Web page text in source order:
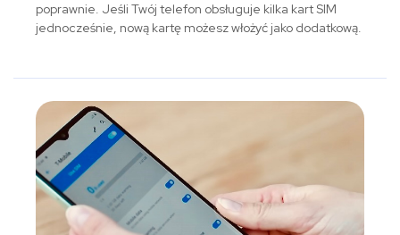
poprawnie. Jeśli Twój telefon obsługuje kilka kart SIM
jednocześnie, nową kartę możesz włożyć jako dodatkową.